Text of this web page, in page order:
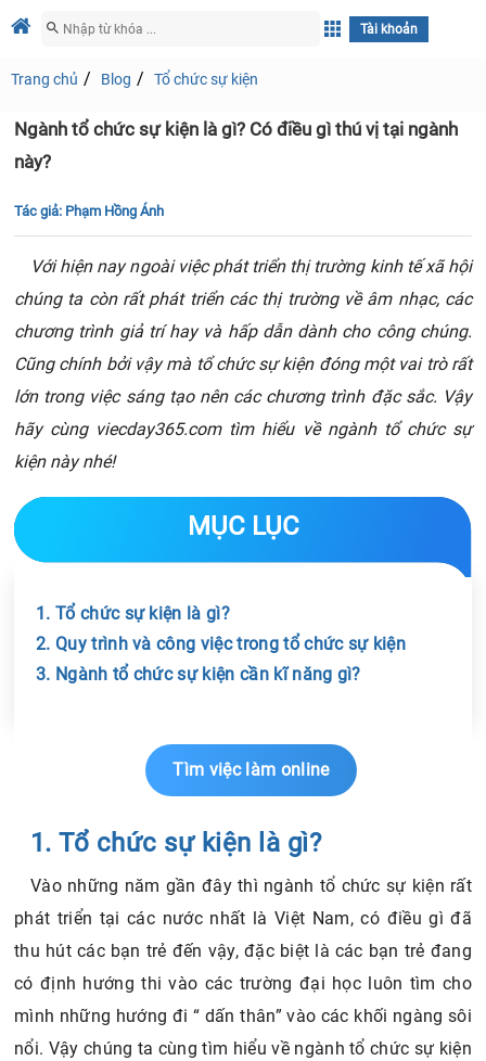
Tài khoản
Trang chủ Blog Tổ chức sự kiện
Ngành tổ chức sự kiện là gì? Có điều gì thú vị tại ngành
này?
Tác giả: Phạm Hồng Ánh
Với hiện nay ngoài việc phát triển thị trường kinh tế xã hội
chúng ta còn rất phát triển các thị trường về âm nhạc, các
chương trình giả trí hay và hấp dẫn dành cho công chúng.
Cũng chính bởi vậy mà tổ chức sự kiện đóng một vai trò rất
lớn trong việc sáng tạo nên các chương trình đặc sắc. Vậy
hãy cùng viecday365.com tìm hiểu về ngành tổ chức sự
kiện này nhé!
MỤC LỤC
1. Tổ chức sự kiện là gì?
2. Quy trình và công việc trong tổ chức sự kiện
3. Ngành tổ chức sự kiện cần kĩ năng gì?
Chia sẻ tin với bạn bè
Tìm việc làm online
1. Tổ chức sự kiện là gì?
Vào những năm gần đây thì ngành tổ chức sự kiện rất
phát triển tại các nước nhất là Việt Nam, có điều gì đã
thu hút các bạn trẻ đến vậy, đặc biệt là các bạn trẻ đang
có định hướng thi vào các trường đại học luôn tìm cho
mình những hướng đi “ dấn thân” vào các khối ngàng sôi
nổi. Vậy chúng ta cùng tìm hiểu về ngành tổ chức sự kiện